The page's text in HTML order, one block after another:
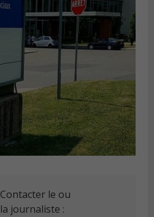
Contacter le ou
la journaliste :